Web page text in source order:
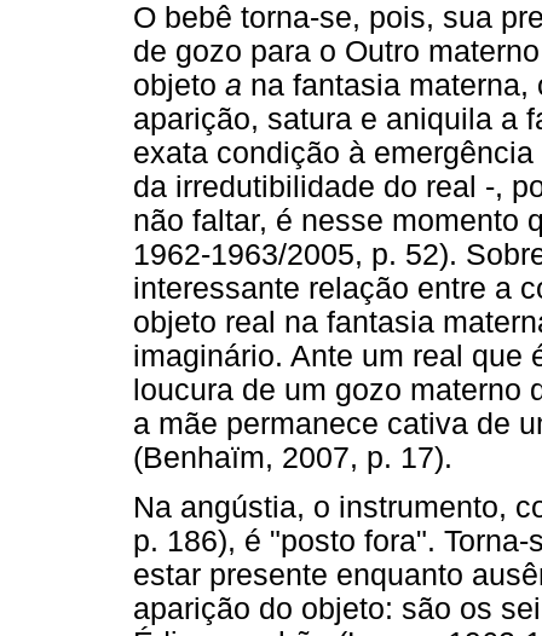
O bebê torna-se, pois, sua
de gozo para o Outro
objeto a na fantasia
aparição, satura e aniquila a
exata condição à
da irredutibilidade do real -,
não faltar, é nesse momento
1962-1963/2005, p. 52).
interessante relação entre a
objeto real na fantasia
imaginário. Ante um real que
loucura de um gozo materno
a mãe permanece cativa de
(Benhaïm, 2007, p. 17).
Na angústia, o instrumento,
p. 186), é "posto fora".
estar presente enquanto
aparição do objeto: são os